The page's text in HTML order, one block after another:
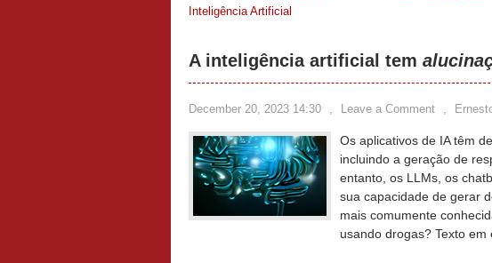
Inteligência Artificial
A inteligência artificial tem
December 20, 2023 14:30 , Leave a Comment ,
Os aplicativos de IA têm
incluindo a geração de
entanto, os LLMs, os
sua capacidade de gerar
mais comumente
usando drogas? Texto em